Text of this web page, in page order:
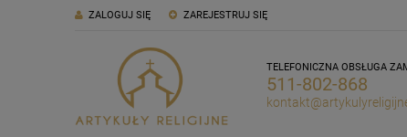
ZAREJESTRUJ SIĘ
ZALOGUJ SIĘ
TELEFONICZNA OBSŁUGA
511-802-868